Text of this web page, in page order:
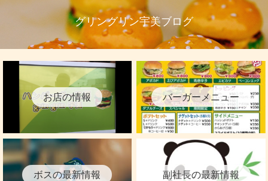
グリングリン宇美ブログ
お店の情報 バーガーメニュー
ボスの最新情報 副社長の最新情報